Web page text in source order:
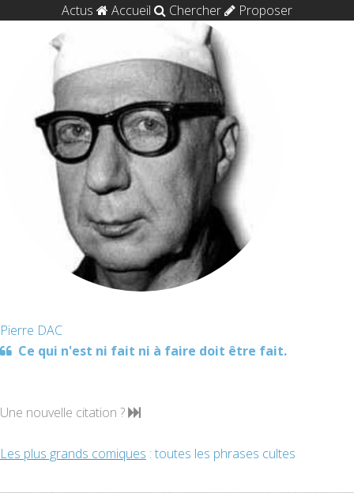
Actus Accueil Chercher Proposer
Pierre DAC
Ce qui n'est ni fait ni à faire doit être fait.
Une nouvelle citation ?
Les plus grands comiques : toutes les phrases cultes